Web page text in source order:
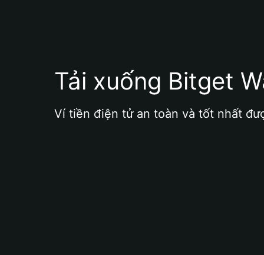
Tải xuống Bitget
Ví tiền điện tử an toàn và tốt nhất